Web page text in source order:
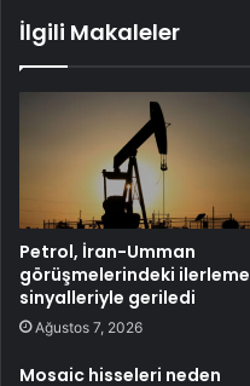
İlgili Makaleler
Petrol, İran-Umman
görüşmelerindeki ilerleme
sinyalleriyle geriledi
Ağustos 7, 2026
Mosaic hisseleri neden